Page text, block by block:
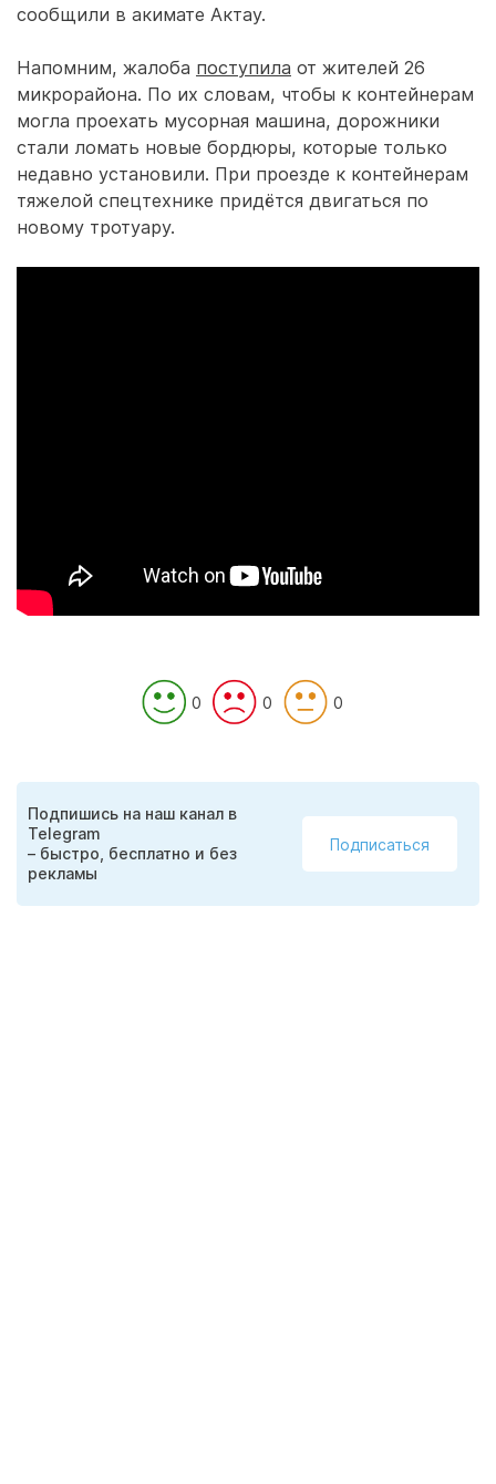
сообщили в акимате Актау.
Напомним, жалоба поступила от жителей 26
микрорайона. По их словам, чтобы к контейнерам
могла проехать мусорная машина, дорожники
стали ломать новые бордюры, которые только
недавно установили. При проезде к контейнерам
тяжелой спецтехнике придётся двигаться по
новому тротуару.
0 0 0
Подпишись на наш канал в
Telegram
– быстро, бесплатно и без
рекламы
Подписаться